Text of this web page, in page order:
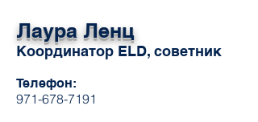
Лаура Ленц
Координатор ELD, советник
Телефон:
971-678-7191